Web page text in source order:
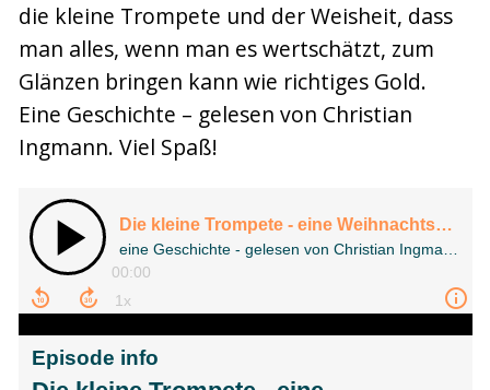
die kleine Trompete und der Weisheit, dass
man alles, wenn man es wertschätzt, zum
Glänzen bringen kann wie richtiges Gold.
Eine Geschichte – gelesen von Christian
Ingmann. Viel Spaß!